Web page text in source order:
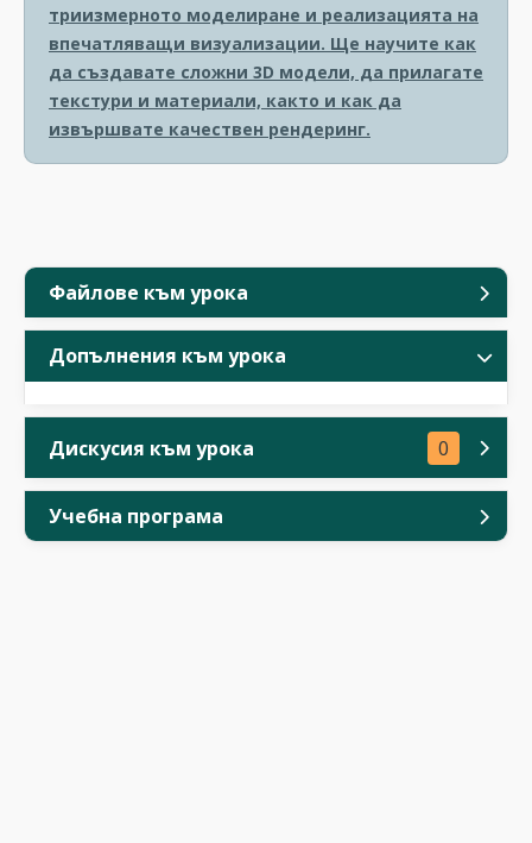
Файлове към урока
Допълнения към урока
Дискусия към урока 0
Учебна програма
триизмерното моделиране и реализацията на
впечатляващи визуализации. Ще научите как
да създавате сложни 3D модели, да прилагате
текстури и материали, както и как да
извършвате качествен рендеринг.